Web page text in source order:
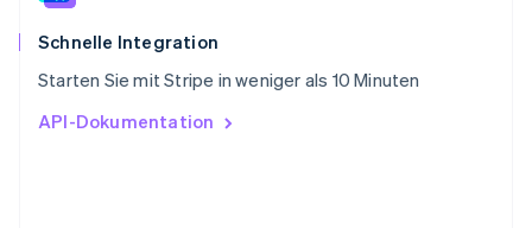
Schnelle Integration
Starten Sie mit Stripe in weniger als 10 Minuten
API-Dokumentation
Thailand
ไทยEnglish
English
English